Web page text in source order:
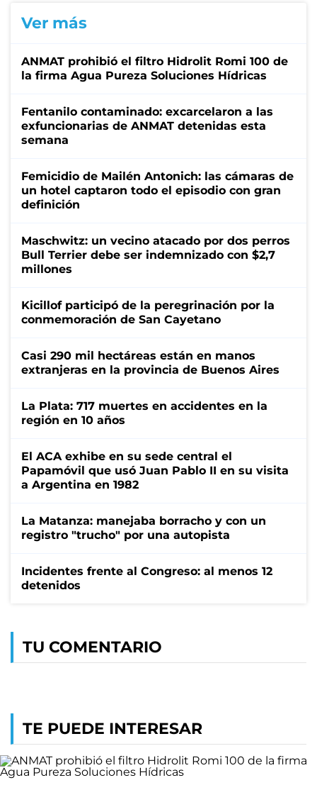
Ver más
ANMAT prohibió el filtro Hidrolit Romi 100 de
la firma Agua Pureza Soluciones Hídricas
Fentanilo contaminado: excarcelaron a las
exfuncionarias de ANMAT detenidas esta
semana
Femicidio de Mailén Antonich: las cámaras de
un hotel captaron todo el episodio con gran
definición
Maschwitz: un vecino atacado por dos perros
Bull Terrier debe ser indemnizado con $2,7
millones
Kicillof participó de la peregrinación por la
conmemoración de San Cayetano
Casi 290 mil hectáreas están en manos
extranjeras en la provincia de Buenos Aires
La Plata: 717 muertes en accidentes en la
región en 10 años
El ACA exhibe en su sede central el
Papamóvil que usó Juan Pablo II en su visita
a Argentina en 1982
La Matanza: manejaba borracho y con un
registro "trucho" por una autopista
Incidentes frente al Congreso: al menos 12
detenidos
TU COMENTARIO
TE PUEDE INTERESAR